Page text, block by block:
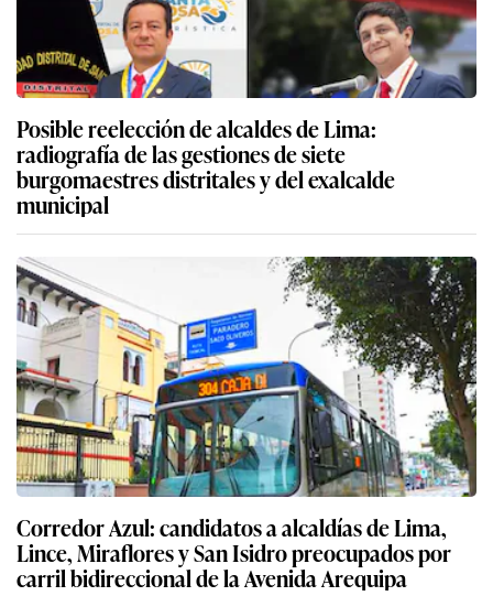
Posible reelección de alcaldes de Lima:
radiografía de las gestiones de siete
burgomaestres distritales y del exalcalde
municipal
Corredor Azul: candidatos a alcaldías de Lima,
Lince, Miraflores y San Isidro preocupados por
carril bidireccional de la Avenida Arequipa